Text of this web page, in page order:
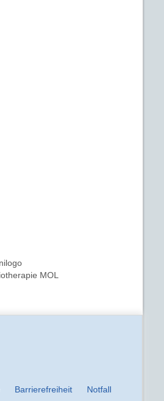
Barrierefreiheit Notfall